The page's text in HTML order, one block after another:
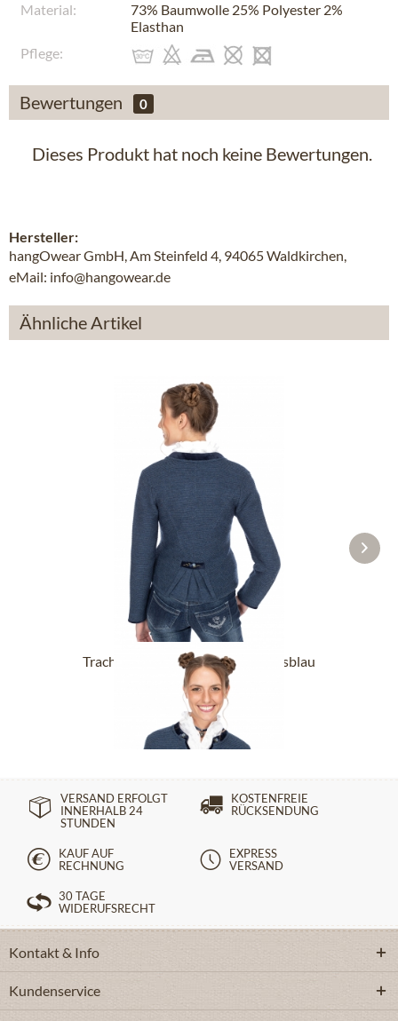
Material:
73% Baumwolle 25% Polyester 2%
Elasthan
Pflege:
Bewertungen 0
Dieses Produkt hat noch keine Bewertungen.
Hersteller:
hangOwear GmbH, Am Steinfeld 4, 94065 Waldkirchen,
eMail: info@hangowear.de
Ähnliche Artikel
Trachten Strickjacke MALTA jeansblau
179,90 €
VERSAND ERFOLGT
INNERHALB 24
STUNDEN
KOSTENFREIE
RÜCKSENDUNG
KAUF AUF
RECHNUNG
EXPRESS
VERSAND
30 TAGE
WIDERUFSRECHT
Kontakt & Info
Kundenservice